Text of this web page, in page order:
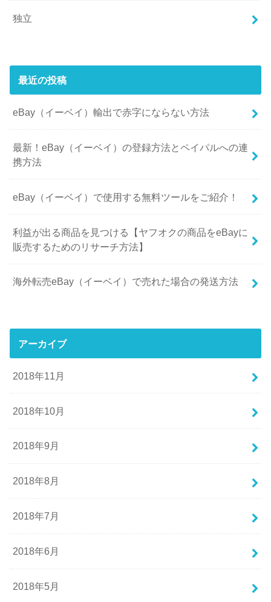
独立
最近の投稿
eBay（イーベイ）輸出で赤字にならない方法
最新！eBay（イーベイ）の登録方法とペイパルへの連
携方法
eBay（イーベイ）で使用する無料ツールをご紹介！
利益が出る商品を見つける【ヤフオクの商品をeBayに
販売するためのリサーチ方法】
海外転売eBay（イーベイ）で売れた場合の発送方法
アーカイブ
2018年11月
2018年10月
2018年9月
2018年8月
2018年7月
2018年6月
2018年5月